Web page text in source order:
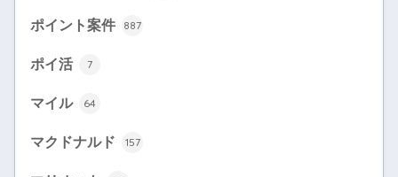
ポイント案件 887
ポイ活 7
マイル 64
マクドナルド 157